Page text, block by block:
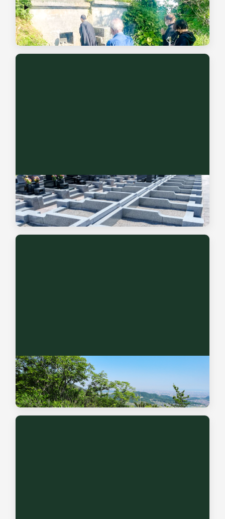
改葬サポート
お墓の引っ越しや、手続きが複雑な改葬をスムーズに進めら
れるよう手厚くサポートします。
墓じまいサポート
お墓の継承者がいない等でお悩みの方に、墓石の解体からご
遺骨の整理・行政手続きまで一貫して支援します。
墓地の売却
当社には宅地建物取引士が在籍しており、お墓の現地調査・
買取を行なっております。